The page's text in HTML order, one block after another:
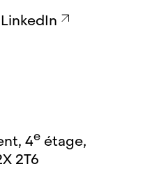
LinkedIn
4e étage,
2T6